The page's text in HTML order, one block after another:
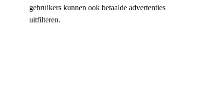
gebruikers kunnen ook betaalde advertenties
uitfilteren.